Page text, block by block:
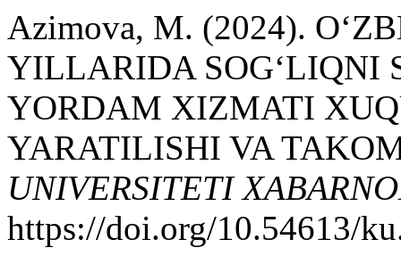
Azimova, M. (2024).
YILLARIDA SOG‘LIQNI
YORDAM XIZMATI
YARATILISHI VA
UNIVERSITETI
https://doi.org/10.54613/